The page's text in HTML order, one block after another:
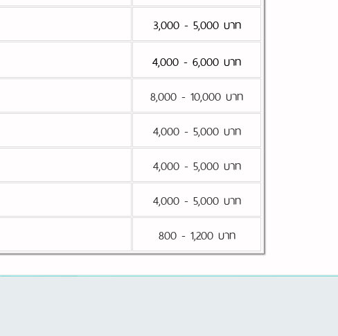
3,000 - 5,000 บาท
4,000 - 6,000 บาท
8,000 - 10,000 บาท
4,000 - 5,000 บาท
4,000 - 5,000 บาท
4,000 - 5,000 บาท
800 - 1,200 บาท